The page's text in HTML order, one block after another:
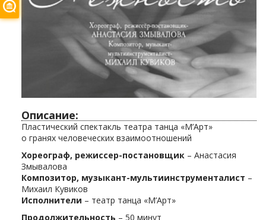
Описание:
Пластический спектакль театра танца «М’Арт»
о гранях человеческих взаимоотношений
Хореограф, режиссер-постановщик – Анастасия
Змывалова
Композитор, музыкант-мультиинструменталист –
Михаил Кувиков
Исполнители – театр танца «М’Арт»
Продолжительность – 50 минут